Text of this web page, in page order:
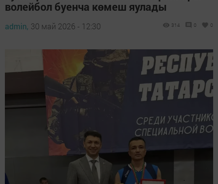
волейбол буенча көмеш яулады
admin, 30 май 2026 - 12:30 314 0 0